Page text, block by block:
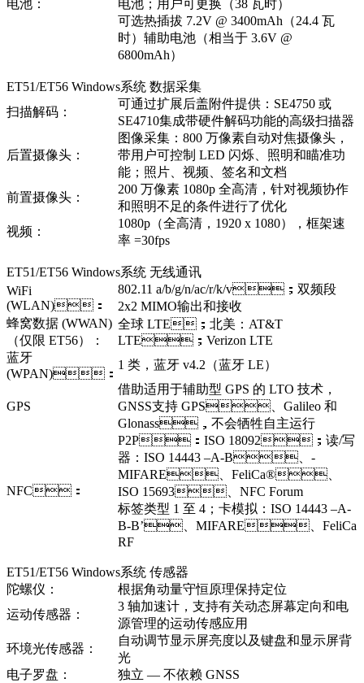
电池：
电池；用户可更换（38 瓦时）
可选热插拔 7.2V @ 3400mAh（24.4 瓦
时）辅助电池（相当于 3.6V @
6800mAh）
ET51/ET56 Windows系统 数据采集
扫描解码：
可通过扩展后盖附件提供：SE4750 或
SE4710集成带硬件解码功能的高级扫描器
后置摄像头：
图像采集：800 万像素自动对焦摄像头，
带用户可控制 LED 闪烁、照明和瞄准功
能；照片、视频、签名和文档
前置摄像头：
200 万像素 1080p 全高清，针对视频协作
和照明不足的条件进行了优化
视频：
1080p（全高清，1920 x 1080），框架速
率 =30fps
ET51/ET56 Windows系统 无线通讯
WiFi
(WLAN)：
802.11 a/b/g/n/ac/r/k/v；双频段
2x2 MIMO输出和接收
蜂窝数据 (WWAN)
（仅限 ET56）：
全球 LTE；北美：AT&T
LTE；Verizon LTE
蓝牙
(WPAN)：
1 类，蓝牙 v4.2（蓝牙 LE）
GPS
借助适用于辅助型 GPS 的 LTO 技术，
GNSS支持 GPS、Galileo 和
Glonass，不会牺牲自主运行
NFC：
P2P：ISO 18092；读/写
器：ISO 14443 –A-B、-
MIFARE、FeliCa®、
ISO 15693、NFC Forum
标签类型 1 至 4；卡模拟：ISO 14443 –A-
B-B’、MIFARE、FeliCa
RF
ET51/ET56 Windows系统 传感器
陀螺仪：
根据角动量守恒原理保持定位
运动传感器：
3 轴加速计，支持有关动态屏幕定向和电
源管理的运动传感应用
环境光传感器：
自动调节显示屏亮度以及键盘和显示屏背
光
电子罗盘：
独立 — 不依赖 GNSS